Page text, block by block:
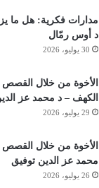
مدارات فكرية: هل ما
د أوس رمّال
30 يوليو، 2026
الأخوة من خلال
الكهف – د محمد عز
29 يوليو، 2026
الأخوة من خلال القصص
محمد عز الدين توفيق
26 يوليو، 2026